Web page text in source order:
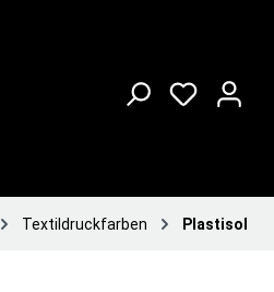
Textildruckfarben Plastisol